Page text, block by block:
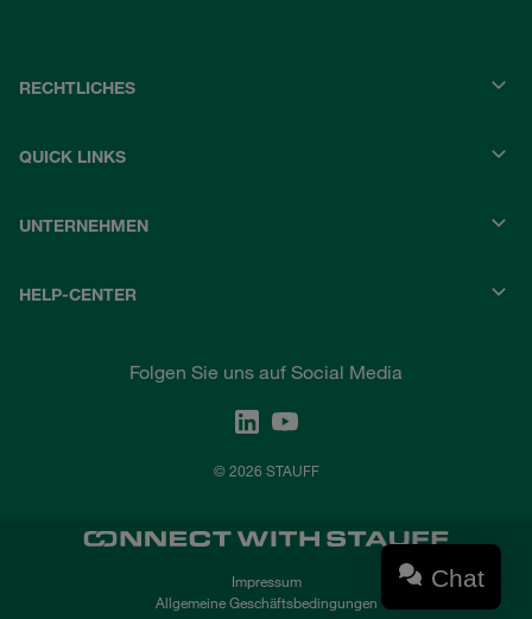
RECHTLICHES
QUICK LINKS
UNTERNEHMEN
HELP-CENTER
Folgen Sie uns auf Social Media
© 2026 STAUFF
Impressum
Allgemeine Geschäftsbedingungen
Chat